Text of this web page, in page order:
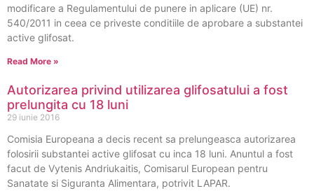
modificare a Regulamentului de punere in aplicare (UE) nr.
540/2011 in ceea ce priveste conditiile de aprobare a substantei
active glifosat.
Read More »
Autorizarea privind utilizarea glifosatului a fost
prelungita cu 18 luni
29 iunie 2016
Comisia Europeana a decis recent sa prelungeasca autorizarea
folosirii substantei active glifosat cu inca 18 luni. Anuntul a fost
facut de Vytenis Andriukaitis, Comisarul European pentru
Sanatate si Siguranta Alimentara, potrivit LAPAR.